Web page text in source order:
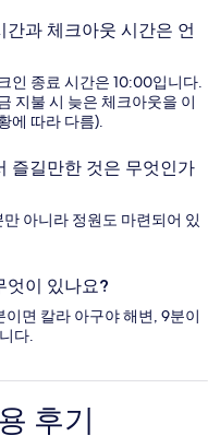
과 체크아웃 시간은 언
인 종료 시간은 10:00입니다.
지불 시 늦은 체크아웃을 이
에 따라 다름).
즐길만한 것은 무엇인가
아니라 정원도 마련되어 있
엇이 있나요?
면 칼라 아구야 해변, 9분이
다.
후기